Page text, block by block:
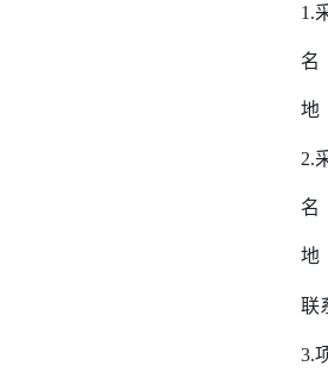
1.
名
地
2.
名
地
联
3.